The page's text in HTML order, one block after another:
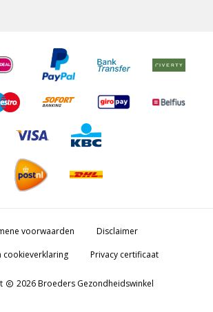
voorwaarden
Disclaimer
cookieverklaring
Privacy certificaat
copyright 2026 Broeders Gezondheidswinkel